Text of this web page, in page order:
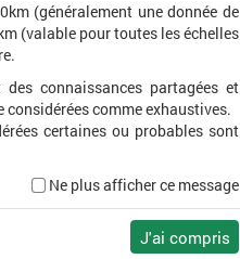
(généralement une donnée de
(valable pour toutes les échelles
connaissances partagées et
comme exhaustives.
certaines ou probables sont
Ne plus afficher ce message
J'ai compris